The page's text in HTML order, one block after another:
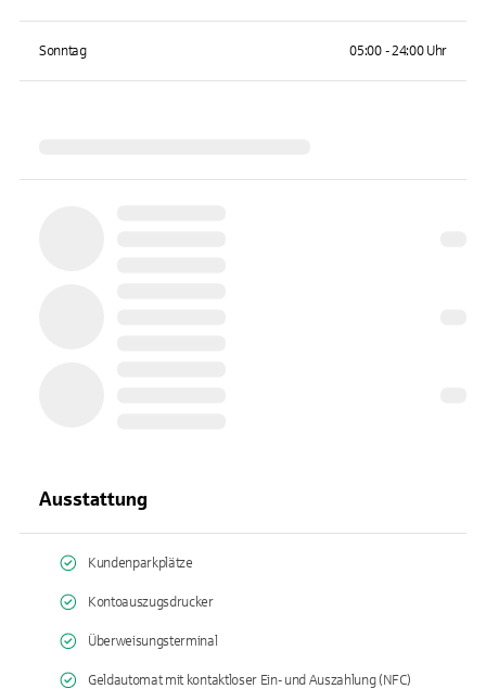
Sonntag 05:00 - 24:00 Uhr
Ausstattung
Kundenparkplätze
Kontoauszugsdrucker
Überweisungsterminal
Geldautomat mit kontaktloser Ein- und Auszahlung (NFC)